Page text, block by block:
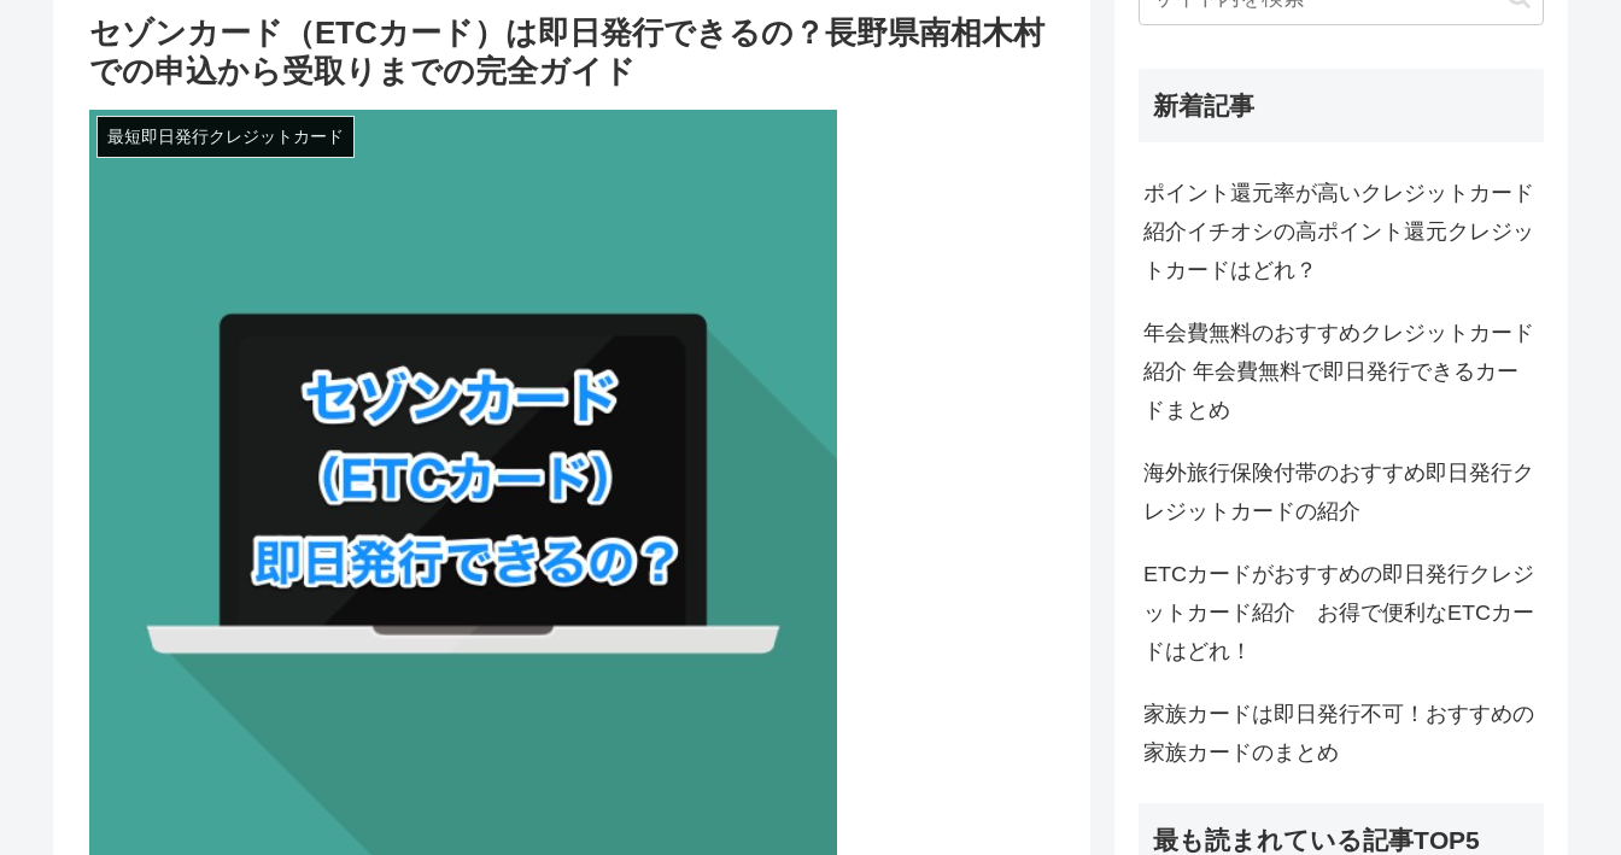
セゾンカード（ETCカード）は即日発行できるの？長野県南相木村
での申込から受取りまでの完全ガイド
最短即日発行クレジットカード
新着記事
ポイント還元率が高いクレジットカード
紹介イチオシの高ポイント還元クレジッ
トカードはどれ？
年会費無料のおすすめクレジットカード
紹介 年会費無料で即日発行できるカー
ドまとめ
海外旅行保険付帯のおすすめ即日発行ク
レジットカードの紹介
ETCカードがおすすめの即日発行クレジ
ットカード紹介 お得で便利なETCカー
ドはどれ！
家族カードは即日発行不可！おすすめの
家族カードのまとめ
最も読まれている記事TOP5